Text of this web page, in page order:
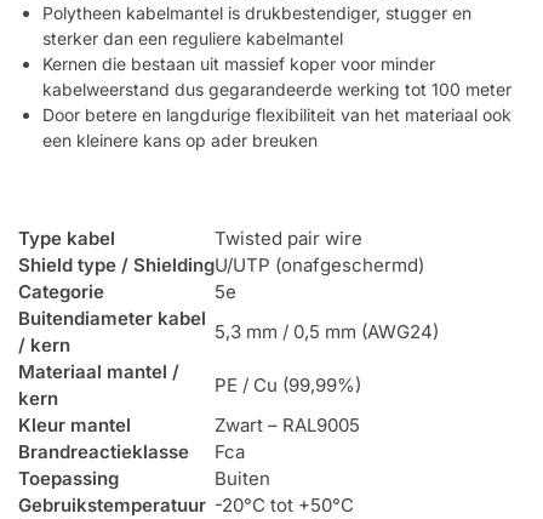
Polytheen kabelmantel is drukbestendiger, stugger en
sterker dan een reguliere kabelmantel
Kernen die bestaan uit massief koper voor minder
kabelweerstand dus gegarandeerde werking tot 100 meter
Door betere en langdurige flexibiliteit van het materiaal ook
een kleinere kans op ader breuken
Type kabel
Twisted pair wire
Shield type / ShieldingU/UTP (onafgeschermd)
Categorie
5e
Buitendiameter kabel
/ kern
5,3 mm / 0,5 mm (AWG24)
Materiaal mantel /
kern
PE / Cu (99,99%)
Kleur mantel
Zwart – RAL9005
Brandreactieklasse
Fca
Toepassing
Buiten
Gebruikstemperatuur -20°C tot +50°C